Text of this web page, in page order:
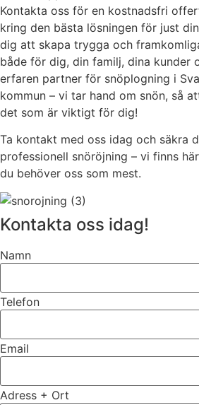
Kontakta oss för en kostnadsfri
kring den bästa lösningen för just
dig att skapa trygga och
både för dig, din familj, dina kunder
erfaren partner för snöplogning i
kommun – vi tar hand om snön, så
det som är viktigt för dig!
Ta kontakt med oss idag och säkra
professionell snöröjning – vi finns
du behöver oss som mest.
Kontakta oss idag!
Namn
Telefon
Email
Adress + Ort